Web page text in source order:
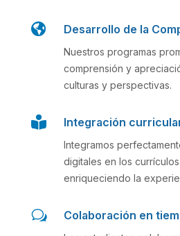
 Desarrollo de la
Nuestros programas
comprensión y
culturas y perspectivas.
 Integración
Integramos
digitales en los
enriqueciendo la
w Colaboración en